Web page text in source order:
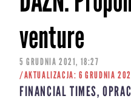
venture
5 GRUDNIA 2021, 18:27
/AKTUALIZACJA: 6 GRUDNIA
FINANCIAL TIMES,